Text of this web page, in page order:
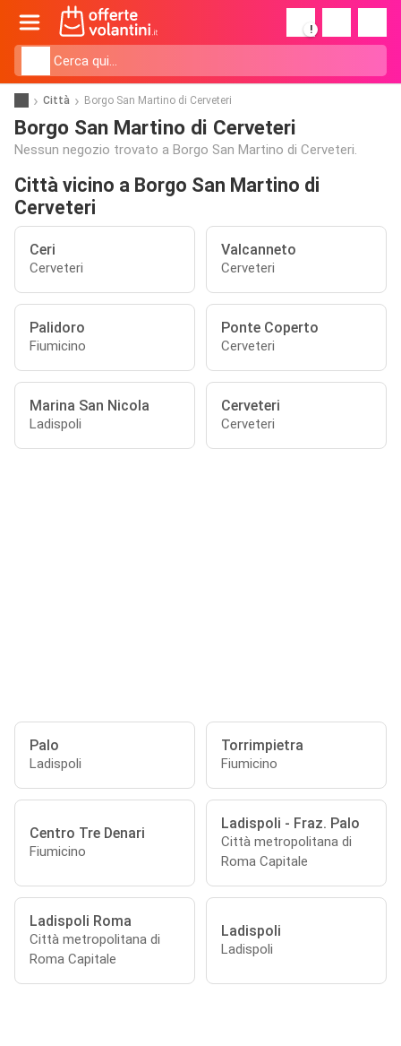
!
Città Borgo San Martino di Cerveteri
Borgo San Martino di Cerveteri
Nessun negozio trovato a Borgo San Martino di Cerveteri.
Città vicino a Borgo San Martino di
Cerveteri
Ceri
Cerveteri
Valcanneto
Cerveteri
Palidoro
Fiumicino
Ponte Coperto
Cerveteri
Marina San Nicola
Ladispoli
Cerveteri
Cerveteri
Palo
Ladispoli
Torrimpietra
Fiumicino
Centro Tre Denari
Fiumicino
Ladispoli - Fraz. Palo
Città metropolitana di
Roma Capitale
Ladispoli Roma
Città metropolitana di
Roma Capitale
Ladispoli
Ladispoli